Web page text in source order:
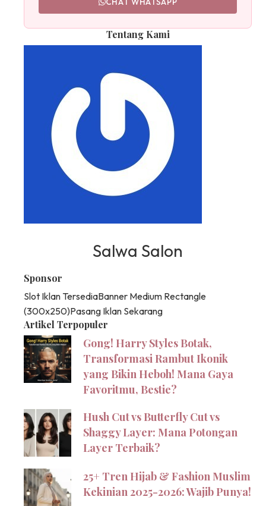
Tentang Kami
Salwa Salon
Sponsor
Slot Iklan TersediaBanner Medium Rectangle
(300x250)Pasang Iklan Sekarang
Artikel Terpopuler
Gong! Harry Styles Botak,
Transformasi Rambut Ikonik
yang Bikin Heboh! Mana Gaya
Favoritmu, Bestie?
Hush Cut vs Butterfly Cut vs
Shaggy Layer: Mana Potongan
Layer Terbaik?
25+ Tren Hijab & Fashion Muslim
Kekinian 2025-2026: Wajib Punya!